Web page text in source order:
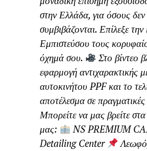
στην Ελλάδα, για όσους δεν
συμβιβάζονται. Επίλεξε
Εμπιστεύσου τους
όχημά σου.
Στο βίντεο
εφαρμογή αντιχαρακτικής
αυτοκινήτου PPF και το
αποτέλεσμα σε
Μπορείτε να μας βρείτε
μας:
NS PREMIUM
Detailing Center